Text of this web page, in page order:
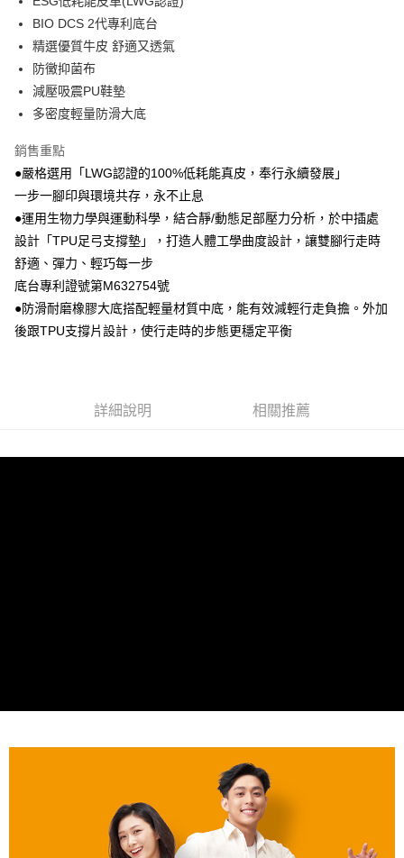
BIO DCS 2代專利底台
精選優質牛皮 舒適又透氣
防黴抑菌布
減壓吸震PU鞋墊
多密度輕量防滑大底
銷售重點
●嚴格選用「LWG認證的100%低耗能真皮，奉行永續發展」
一步一腳印與環境共存，永不止息
●運用生物力學與運動科學，結合靜/動態足部壓力分析，於中插處
設計「TPU足弓支撐墊」，打造人體工學曲度設計，讓雙腳行走時
舒適、彈力、輕巧每一步
底台專利證號第M632754號
●防滑耐磨橡膠大底搭配輕量材質中底，能有效減輕行走負擔。外加
後跟TPU支撐片設計，使行走時的步態更穩定平衡
詳細說明 相關推薦